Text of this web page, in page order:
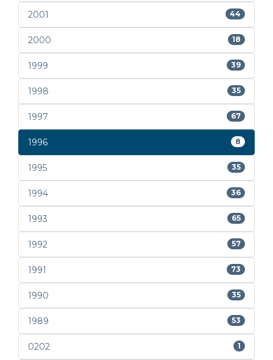
2001 44
2000 18
1999 39
1998 35
1997 67
1996 8
1995 35
1994 36
1993 65
1992 57
1991 73
1990 35
1989 53
0202 1